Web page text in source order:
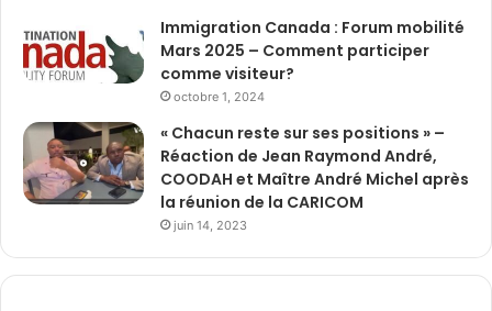
Immigration Canada : Forum mobilité
Mars 2025 – Comment participer
comme visiteur?
octobre 1, 2024
« Chacun reste sur ses positions » –
Réaction de Jean Raymond André,
COODAH et Maître André Michel après
la réunion de la CARICOM
juin 14, 2023